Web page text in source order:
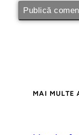
MAI MULTE